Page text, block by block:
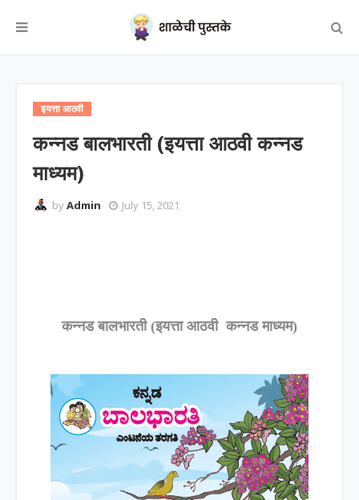
इयत्ता आठवी
कन्नड बालभारती (इयत्ता आठवी कन्नड
माध्यम)
byAdmin July 15, 2021
कन्नड बालभारती (इयत्ता आठवी कन्नड माध्यम)